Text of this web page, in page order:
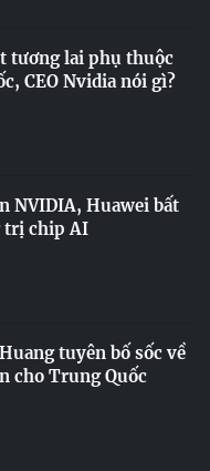
tương lai phụ thuộc
CEO Nvidia nói gì?
NVIDIA, Huawei bất
trị chip AI
tuyên bố sốc về
cho Trung Quốc